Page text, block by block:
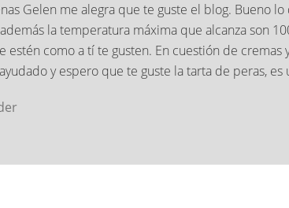
Gelen me alegra que te guste el blog. Bueno
la temperatura máxima que alcanza son
estén como a tí te gusten. En cuestión de
y espero que te guste la tarta de peras, es